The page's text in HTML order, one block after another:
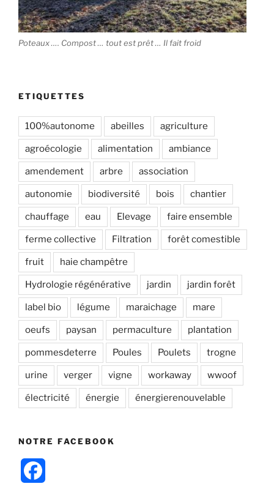
Poteaux …. Compost … tout est prêt … Il fait froid
ETIQUETTES
100%autonome abeilles agriculture
agroécologie alimentation ambiance
amendement arbre association
autonomie biodiversité bois chantier
chauffage eau Elevage faire ensemble
ferme collective Filtration forêt comestible
fruit haie champêtre
Hydrologie régénérative jardin jardin forêt
label bio légume maraichage mare
oeufs paysan permaculture plantation
pommesdeterre Poules Poulets trogne
urine verger vigne workaway wwoof
électricité énergie énergierenouvelable
NOTRE FACEBOOK